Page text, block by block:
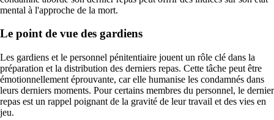
mental à l'approche de la mort.
Le point de vue des gardiens
Les gardiens et le personnel pénitentiaire jouent un rôle clé dans la
préparation et la distribution des derniers repas. Cette tâche peut être
émotionnellement éprouvante, car elle humanise les condamnés dans
leurs derniers moments. Pour certains membres du personnel, le dernier
repas est un rappel poignant de la gravité de leur travail et des vies en
jeu.